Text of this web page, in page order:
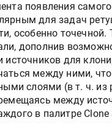
появления
для задач
особенно точечной.
дополнив
источников для
между ними,
слоями (в т. ч. из
между
в палитре Clone